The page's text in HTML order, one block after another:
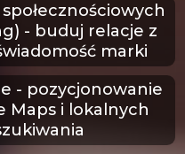
- buduj relacje z
marki
- pozycjonowanie
Maps i lokalnych